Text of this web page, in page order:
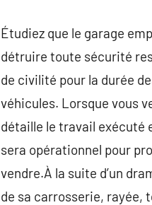
Étudiez que le garage
détruire toute sécurité
de civilité pour la durée
véhicules. Lorsque vous
détaille le travail exécuté
sera opérationnel pour
vendre.À la suite d’un
de sa carrosserie, rayée,